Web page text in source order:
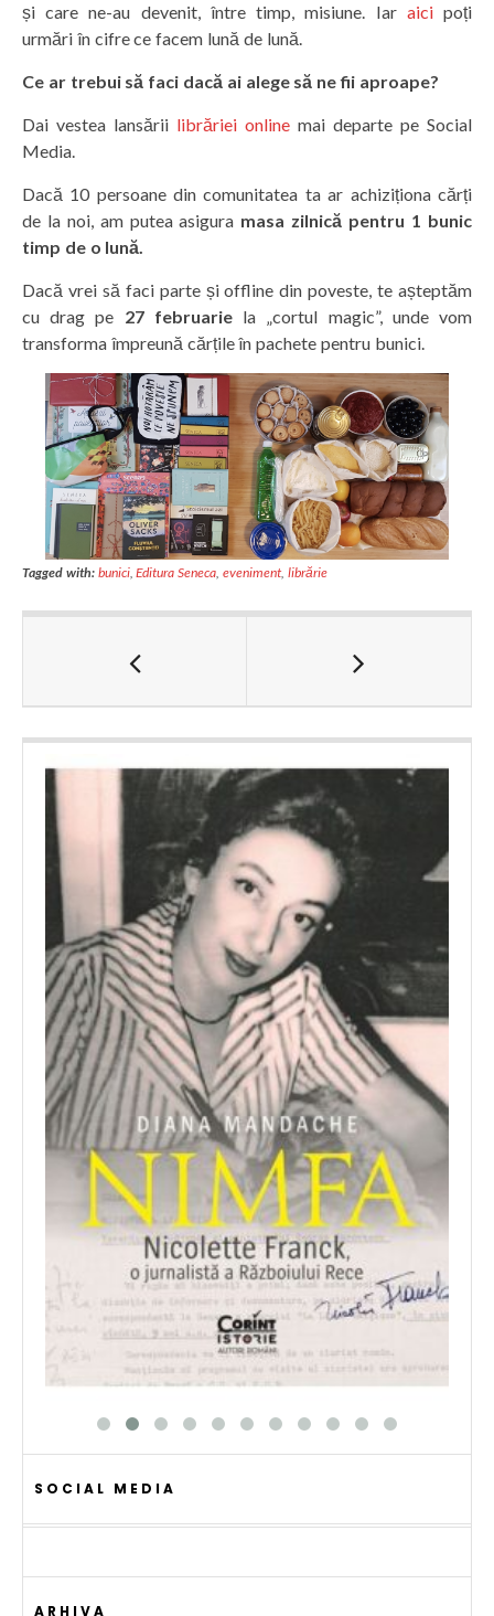
și care ne-au devenit, între timp, misiune. Iar aicipoți
urmări în cifre ce facem lună de lună.
Ce ar trebui să faci dacă ai alege să ne fii aproape?
Dai vestea lansării librăriei online mai departe pe Social
Media.
Dacă 10 persoane din comunitatea ta ar achiziționa cărți
de la noi, am putea asigura masa zilnică pentru 1 bunic
timp de o lună.
Dacă vrei să faci parte și offline din poveste, te așteptăm
cu drag pe 27 februariela „cortul magic”, unde vom
transforma împreună cărțile în pachete pentru bunici.
Tagged with: bunici,Editura Seneca,eveniment, librărie
SOCIAL MEDIA
ARHIVA